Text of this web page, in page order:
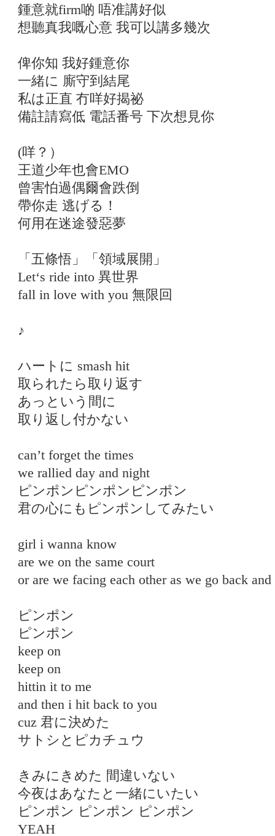
鍾意就firm啲 唔准講好似
想聽真我嘅心意 我可以講多幾次
俾你知 我好鍾意你
一緒に 廝守到結尾
私は正直 冇咩好揭祕
備註請寫低 電話番号 下次想見你
(咩？）
王道少年也會EMO
曾害怕過偶爾會跌倒
帶你走 逃げる！
何用在迷途發惡夢
「五條悟」「領域展開」
Let‘s ride into 異世界
fall in love with you 無限回
♪
ハートに smash hit
取られたら取り返す
あっという間に
取り返し付かない
can’t forget the times
we rallied day and night
ピンポンピンポンピンポン
君の心にもピンポンしてみたい
girl i wanna know
are we on the same court
or are we facing each other as we go back
ピンポン
ピンポン
keep on
keep on
hittin it to me
and then i hit back to you
cuz 君に決めた
サトシとピカチュウ
きみにきめた 間違いない
今夜はあなたと一緒にいたい
ピンポン ピンポン ピンポン
YEAH